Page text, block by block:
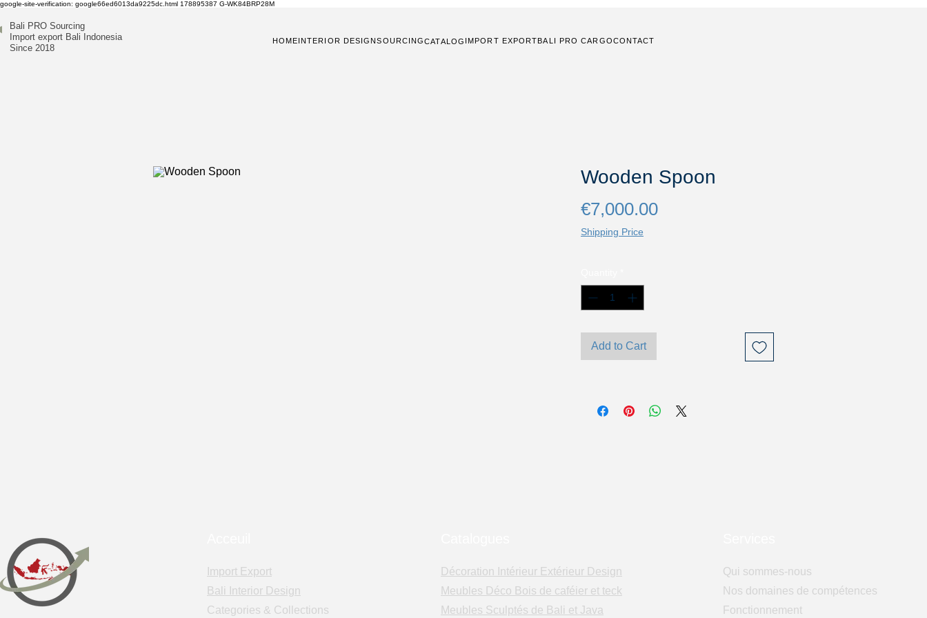
google-site-verification: google66ed6013da9225dc.html 178895387 G-WK84BRP28M
Bali PRO Sourcing
Import export Bali Indonesia
Since 2018
HOMEINTERIOR DESIGNSOURCINGCATALOG IMPORT EXPORTBALI PRO CARGOCONTACT
Wooden Spoon
€7,000.00Price
Shipping Price
Add to Cart
Import Export
Bali Interior Design
Categories & Collections
Décoration Intérieur Extérieur Design
Meubles Déco Bois de caféier et teck
Meubles Sculptés de Bali et Java
Qui sommes-nous
Nos domaines de compétences
Fonctionnement